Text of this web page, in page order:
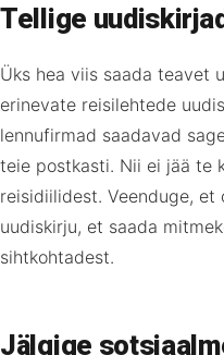
Tellige
Üks hea viis saada teavet
erinevate reisilehtede
lennufirmad saadavad
teie postkasti. Nii ei jää te
reisidiilidest. Veenduge,
uudiskirju, et saada
sihtkohtadest.
Jälgige